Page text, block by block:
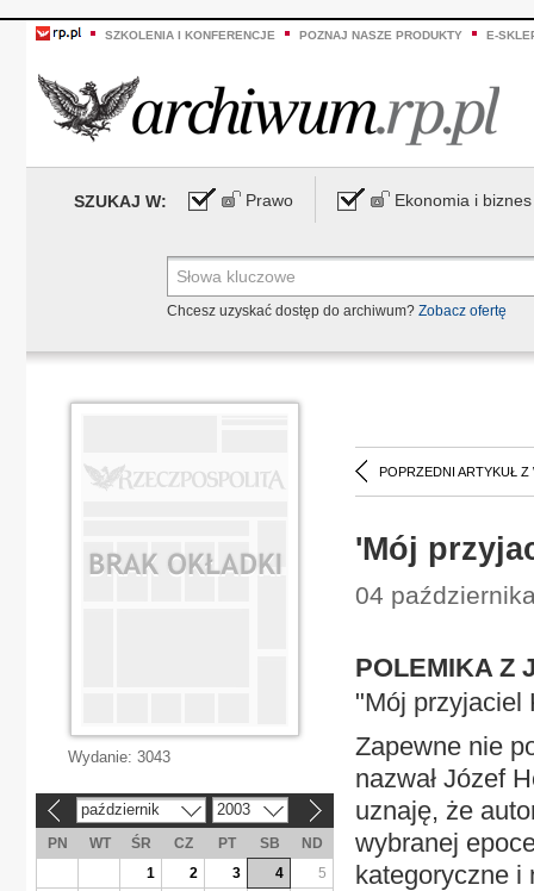
SZKOLENIA I KONFERENCJE POZNAJ NASZE PRODUKTY E-
SZUKAJ W: Prawo Ekonomia i biznes
Chcesz uzyskać dostęp do archiwum? Zobacz ofertę
POPRZEDNI ARTYKUŁ Z
'Mój
04
POLEMIKA Z
"Mój przyjaciel
Zapewne nie
nazwał Józef
uznaję, że
wybranej
kategoryczne i
Wydanie: 3043
październik 2003
PN WT ŚR CZ PT SB
ND
1
2 3 4
5